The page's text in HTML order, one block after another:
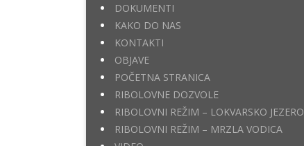
DOKUMENTI
KAKO DO NAS
KONTAKTI
OBJAVE
POČETNA STRANICA
RIBOLOVNE DOZVOLE
RIBOLOVNI REŽIM – LOKVARSKO JEZERO
RIBOLOVNI REŽIM – MRZLA VODICA